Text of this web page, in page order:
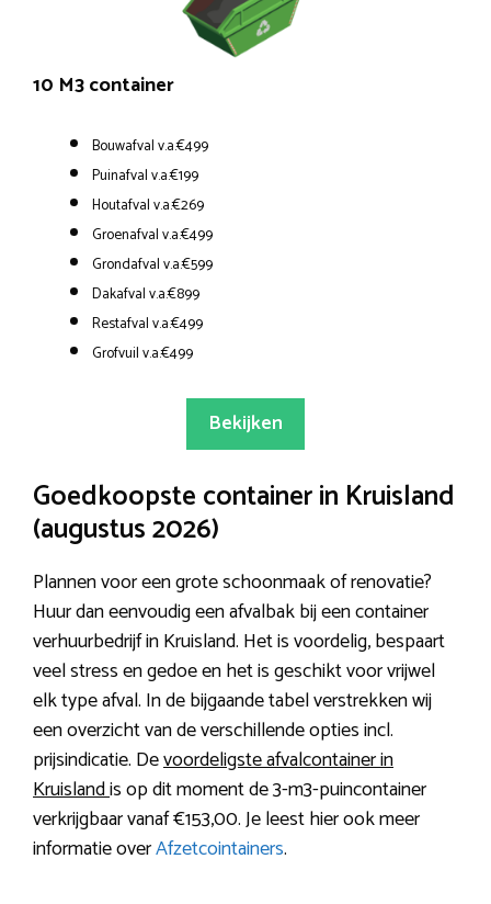
10 M3 container
Bouwafval v.a.€499
Puinafval v.a.€199
Houtafval v.a.€269
Groenafval v.a.€499
Grondafval v.a.€599
Dakafval v.a.€899
Restafval v.a.€499
Grofvuil v.a.€499
Bekijken
Goedkoopste container in Kruisland
(augustus 2026)
Plannen voor een grote schoonmaak of renovatie?
Huur dan eenvoudig een afvalbak bij een container
verhuurbedrijf in Kruisland. Het is voordelig, bespaart
veel stress en gedoe en het is geschikt voor vrijwel
elk type afval. In de bijgaande tabel verstrekken wij
een overzicht van de verschillende opties incl.
prijsindicatie. Devoordeligste afvalcontainer in
Kruislandis op dit moment de 3-m3-puincontainer
verkrijgbaar vanaf €153,00. Je leest hier ook meer
informatie overAfzetcointainers.